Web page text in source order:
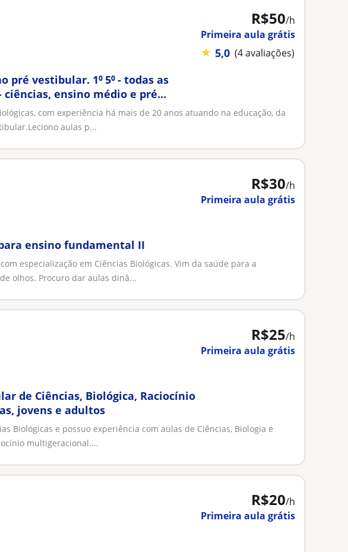
R$50/h
Primeira aula grátis
★ 5,0 (4 avaliações)
pré vestibular. 1⁰ 5⁰ - todas as
ciências, ensino médio e pré
com experiência há mais de 20 anos atuando na educação, da
aulas p...
R$30/h
Primeira aula grátis
ensino fundamental II
especialização em Ciências Biológicas. Vim da saúde para a
olhos. Procuro dar aulas dinâ...
R$25/h
Primeira aula grátis
de Ciências, Biológica, Raciocínio
jovens e adultos
Biológicas e possuo experiência com aulas de Ciências, Biologia e
multigeracional....
R$20/h
Primeira aula grátis